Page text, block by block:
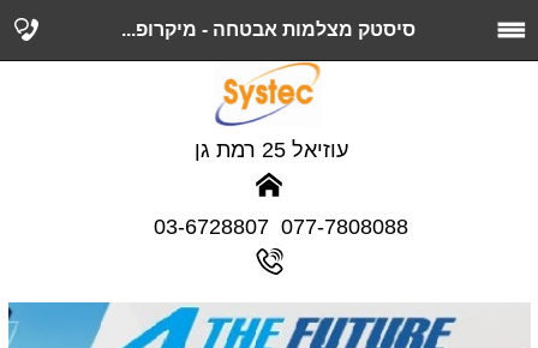
סיסטק מצלמות אבטחה - מיקרופ...
077-7808088 03-6728807
עוזיאל 25 רמת גן